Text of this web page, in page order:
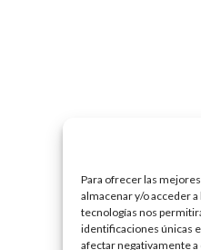
Para ofrecer las
almacenar y/o acceder
tecnologías nos
identificaciones únicas
afectar negativamente